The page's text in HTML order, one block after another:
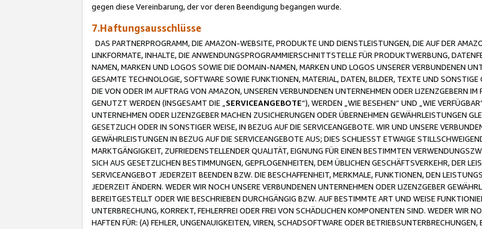
gegen diese Vereinbarung, der vor deren Beendigung begangen wurde.
7.Haftungsausschlüsse
DAS PARTNERPROGRAMM, DIE AMAZON-WEBSITE, PRODUKTE UND DIENSTLEISTUNGEN, DIE AUF DER
LINKFORMATE, INHALTE, DIE ANWENDUNGSPROGRAMMIERSCHNITTSTELLE FÜR PRODUKTWERBUNG,
NAMEN, MARKEN UND LOGOS SOWIE DIE DOMAIN-NAMEN, MARKEN UND LOGOS UNSERER VERBUNDENEN
GESAMTE TECHNOLOGIE, SOFTWARE SOWIE FUNKTIONEN, MATERIAL, DATEN, BILDER, TEXTE UND
DIE VON ODER IM AUFTRAG VON AMAZON, UNSEREN VERBUNDENEN UNTERNEHMEN ODER LIZENZGEBERN
GENUTZT WERDEN (INSGESAMT DIE „ SERVICEANGEBOTE“), WERDEN „WIE BESEHEN“ UND „WIE
UNTERNEHMEN ODER LIZENZGEBER MACHEN ZUSICHERUNGEN ODER ÜBERNEHMEN GEWÄHRLEISTUNGEN
GESETZLICH ODER IN SONSTIGER WEISE, IN BEZUG AUF DIE SERVICEANGEBOTE. WIR UND UNSERE
GEWÄHRLEISTUNGEN IN BEZUG AUF DIE SERVICEANGEBOTE AUS; DIES SCHLIESST ETWAIGE
MARKTGÄNGIGKEIT, ZUFRIEDENSTELLENDER QUALITÄT, EIGNUNG FÜR EINEN BESTIMMTEN
SICH AUS GESETZLICHEN BESTIMMUNGEN, GEPFLOGENHEITEN, DEM ÜBLICHEN GESCHÄFTSVERKEHR, DER
SERVICEANGEBOT JEDERZEIT BEENDEN BZW. DIE BESCHAFFENHEIT, MERKMALE, FUNKTIONEN, DEN
JEDERZEIT ÄNDERN. WEDER WIR NOCH UNSERE VERBUNDENEN UNTERNEHMEN ODER LIZENZGEBER
BEREITGESTELLT ODER WIE BESCHRIEBEN DURCHGÄNGIG BZW. AUF BESTIMMTE ART UND WEISE
UNTERBRECHUNG, KORREKT, FEHLERFREI ODER FREI VON SCHÄDLICHEN KOMPONENTEN SIND. WEDER WIR
HAFTEN FÜR: (A) FEHLER, UNGENAUIGKEITEN, VIREN, SCHADSOFTWARE ODER